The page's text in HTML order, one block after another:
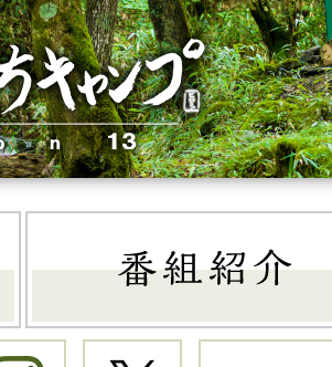
Instagram Twitter